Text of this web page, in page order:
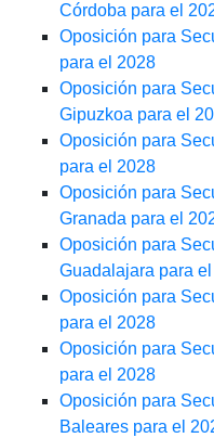
Córdoba para el
Oposición para
para el 2028
Oposición para
Gipuzkoa para el
Oposición para
para el 2028
Oposición para
Granada para el
Oposición para
Guadalajara para
Oposición para
para el 2028
Oposición para
para el 2028
Oposición para
Baleares para el